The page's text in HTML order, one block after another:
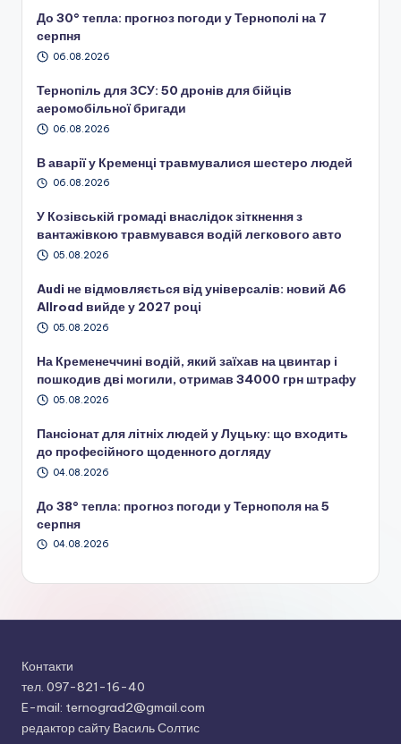
До 30° тепла: прогноз погоди у Тернополі на 7
серпня
06.08.2026
Тернопіль для ЗСУ: 50 дронів для бійців
аеромобільної бригади
06.08.2026
В аварії у Кременці травмувалися шестеро людей
06.08.2026
У Козівській громаді внаслідок зіткнення з
вантажівкою травмувався водій легкового авто
05.08.2026
Audi не відмовляється від універсалів: новий A6
Allroad вийде у 2027 році
05.08.2026
На Кременеччині водій, який заїхав на цвинтар і
пошкодив дві могили, отримав 34000 грн штрафу
05.08.2026
Пансіонат для літніх людей у Луцьку: що входить
до професійного щоденного догляду
04.08.2026
До 38° тепла: прогноз погоди у Тернополя на 5
серпня
04.08.2026
Контакти
тел. 097-821-16-40
E-mail: ternograd2@gmail.com
редактор сайту Василь Солтис